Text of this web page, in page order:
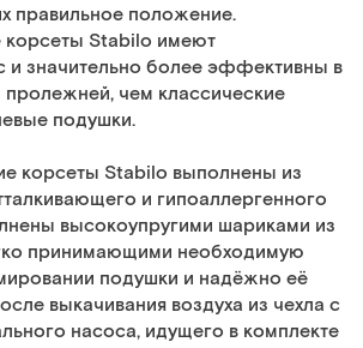
правильное положение.
Stabilo имеют
и значительно более эффективны в
чем классические
подушки.
корсеты Stabilo выполнены из
и гипоаллергенного
высокоупругими шариками из
принимающими необходимую
подушки и надёжно её
выкачивания воздуха из чехла с
насоса, идущего в комплекте